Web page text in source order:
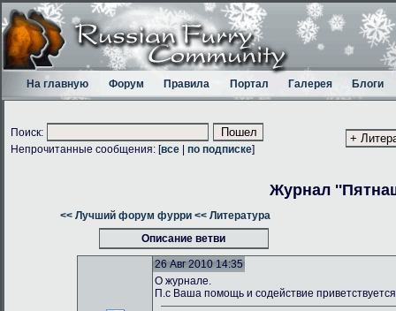
На главную Форум Правила Портал Галерея Блоги
Поиск:
Непрочитанные сообщения: [все по подписке]
Журнал
<< Лучший форум фурри << Литература
Описание ветви
26 Авг 2010 14:35
О журнале.
П.с Ваша помощь и содействие